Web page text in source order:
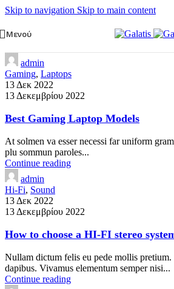
Skip to navigation Skip to main content
Μενού
admin
Gaming, Laptops
13 Δεκ 2022
13 Δεκεμβρίου 2022
Best Gaming Laptop Models
At solmen va esser necessi far uniform
plu sommun paroles...
Continue reading
admin
Hi-Fi, Sound
13 Δεκ 2022
13 Δεκεμβρίου 2022
How to choose a HI-FI stereo
Nullam dictum felis eu pede mollis
dapibus. Vivamus elementum semper nisi...
Continue reading